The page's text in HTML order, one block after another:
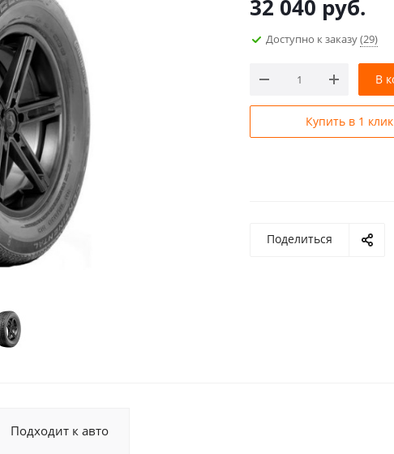
32 040 руб.
Доступно к заказу(29)
В
Купить в 1 клик
Поделиться
Подходит к авто